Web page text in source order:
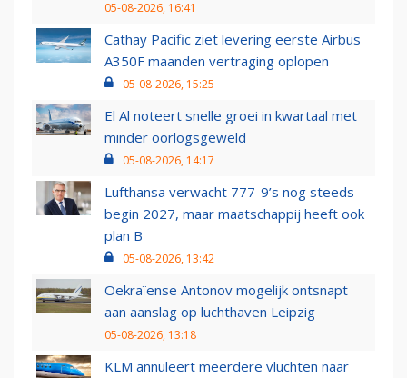
05-08-2026, 16:41
Cathay Pacific ziet levering eerste Airbus
A350F maanden vertraging oplopen
05-08-2026, 15:25
El Al noteert snelle groei in kwartaal met
minder oorlogsgeweld
05-08-2026, 14:17
Lufthansa verwacht 777-9’s nog steeds
begin 2027, maar maatschappij heeft ook
plan B
05-08-2026, 13:42
Oekraïense Antonov mogelijk ontsnapt
aan aanslag op luchthaven Leipzig
05-08-2026, 13:18
KLM annuleert meerdere vluchten naar